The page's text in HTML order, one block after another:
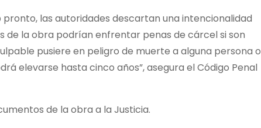
las autoridades descartan una intencionalidad
de la obra podrían enfrentar penas de cárcel si son
pusiere en peligro de muerte a alguna persona o
elevarse hasta cinco años”, asegura el Código Penal
de la obra a la Justicia.